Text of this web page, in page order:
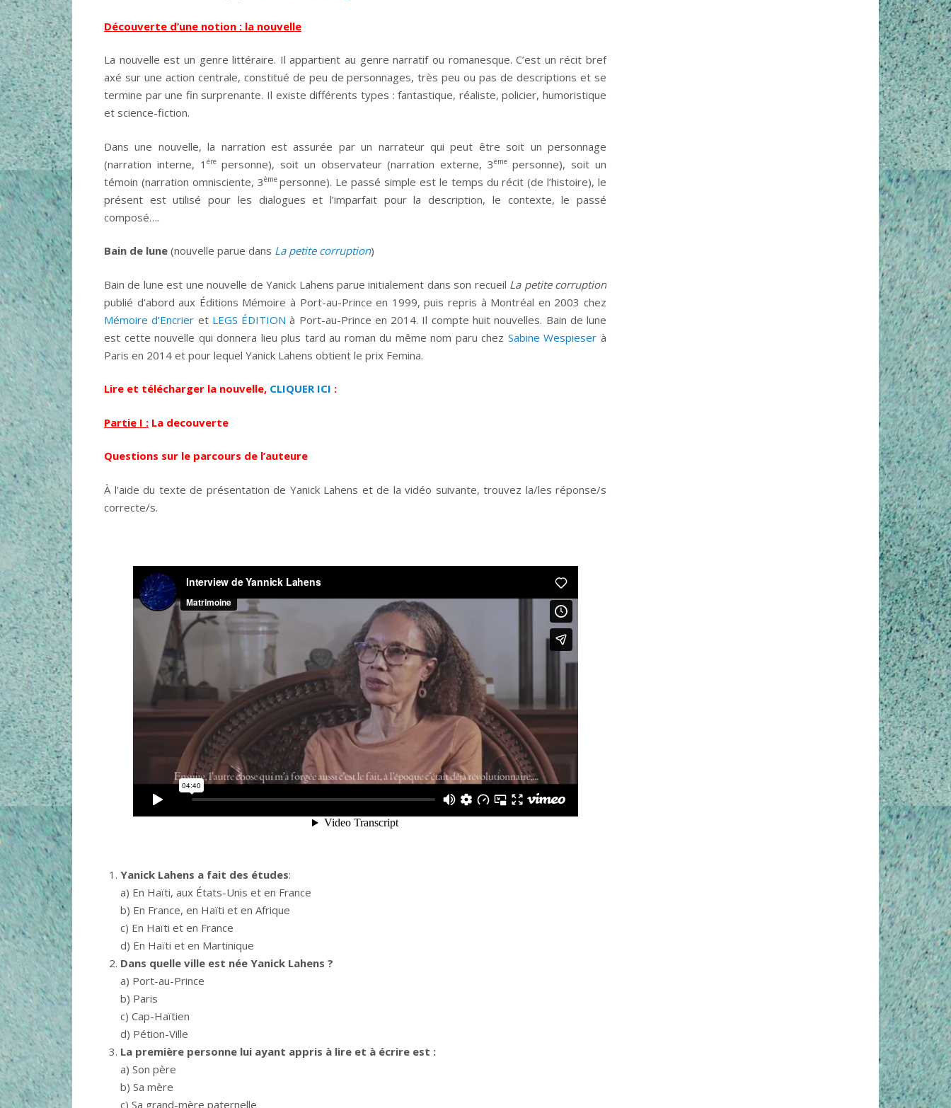
Découverte d’une notion : la nouvelle
La nouvelle est un genre littéraire. Il appartient au genre narratif ou romanesque. C’est un récit bref
axé sur une action centrale, constitué de peu de personnages, très peu ou pas de descriptions et se
termine par une fin surprenante. Il existe différents types : fantastique, réaliste, policier, humoristique
et science-fiction.
Dans une nouvelle, la narration est assurée par un narrateur qui peut être soit un personnage
(narration interne, 1 ére personne), soit un observateur (narration externe, 3èmepersonne), soit un
témoin (narration omnisciente, 3èmepersonne). Le passé simple est le temps du récit (de l’histoire), le
présent est utilisé pour les dialogues et l’imparfait pour la description, le contexte, le passé
composé….
Bain de lune (nouvelle parue dans La petite corruption)
Bain de lune est une nouvelle de Yanick Lahens parue initialement dans son recueil La petite corruption
publié d’abord aux Éditions Mémoire à Port-au-Prince en 1999, puis repris à Montréal en 2003 chez
Mémoire d’Encrier et LEGS ÉDITION à Port-au-Prince en 2014. Il compte huit nouvelles. Bain de lune
est cette nouvelle qui donnera lieu plus tard au roman du même nom paru chez Sabine Wespieser à
Paris en 2014 et pour lequel Yanick Lahens obtient le prix Femina.
Lire et télécharger la nouvelle, CLIQUER ICI :
Partie I : La decouverte
Questions sur le parcours de l’auteure
À l’aide du texte de présentation de Yanick Lahens et de la vidéo suivante, trouvez la/les réponse/s
correcte/s.
Yanick Lahens a fait des études:
a) En Haïti, aux États-Unis et en France
b) En France, en Haïti et en Afrique
c) En Haïti et en France
d) En Haïti et en Martinique
Dans quelle ville est née Yanick Lahens ?
a) Port-au-Prince
b) Paris
c) Cap-Haïtien
d) Pétion-Ville
La première personne lui ayant appris à lire et à écrire est :
a) Son père
b) Sa mère
c) Sa grand-mère paternelle